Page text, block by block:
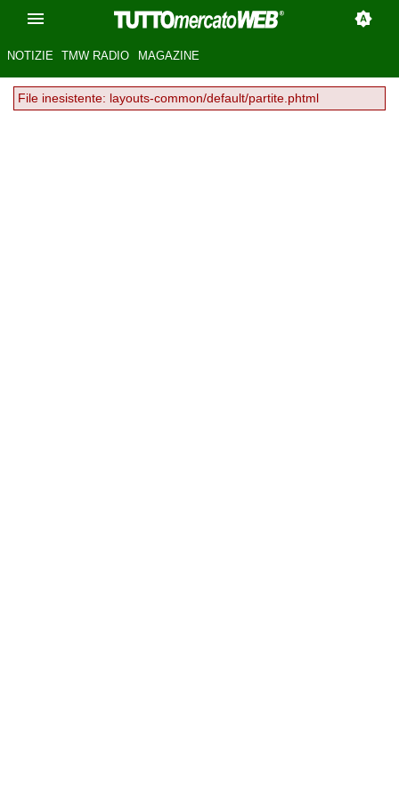
NOTIZIE TMW RADIO MAGAZINE
File inesistente: layouts-common/default/partite.phtml